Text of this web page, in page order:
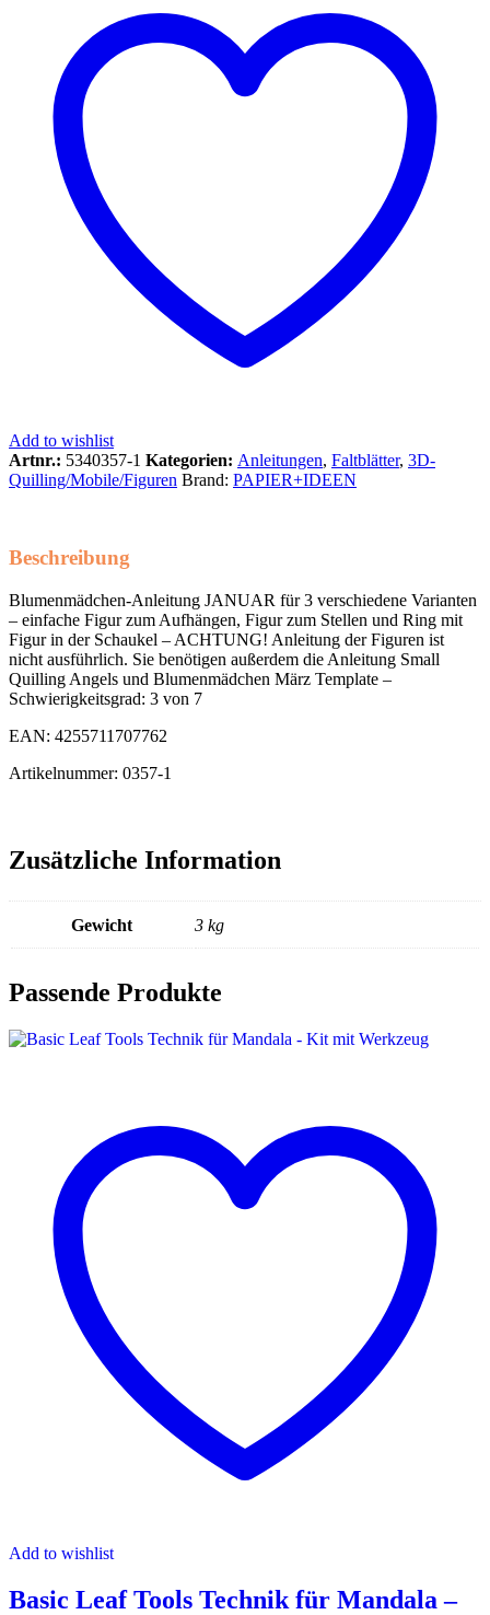
Add to wishlist
Artnr.: 5340357-1 Kategorien: Anleitungen, Faltblätter, 3D-
Quilling/Mobile/Figuren Brand: PAPIER+IDEEN
Beschreibung
Blumenmädchen-Anleitung JANUAR für 3 verschiedene Varianten
– einfache Figur zum Aufhängen, Figur zum Stellen und Ring mit
Figur in der Schaukel – ACHTUNG! Anleitung der Figuren ist
nicht ausführlich. Sie benötigen außerdem die Anleitung Small
Quilling Angels und Blumenmädchen März Template –
Schwierigkeitsgrad: 3 von 7
EAN: 4255711707762
Artikelnummer: 0357-1
Zusätzliche Information
Gewicht 3 kg
Passende Produkte
Add to wishlist
Basic Leaf Tools Technik für Mandala –